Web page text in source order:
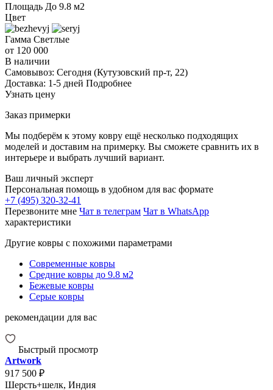
Площадь До 9.8 м2
Цвет
Гамма Светлые
от 120 000
В наличии
Самовывоз: Сегодня (Кутузовский пр-т, 22)
Доставка: 1-5 дней Подробнее
Узнать цену
Заказ примерки
Мы подберём к этому ковру ещё несколько подходящих
моделей и доставим на примерку. Вы сможете сравнить их в
интерьере и выбрать лучший вариант.
Ваш личный эксперт
Персональная помощь в удобном для вас формате
+7 (495) 320-32-41
Перезвоните мне Чат в телеграм Чат в WhatsApp
характеристики
Другие ковры с похожими параметрами
Современные ковры
Средние ковры до 9.8 м2
Бежевые ковры
Серые ковры
рекомендации для вас
Быстрый просмотр
Artwork
917 500 ₽
Шерсть+шелк, Индия